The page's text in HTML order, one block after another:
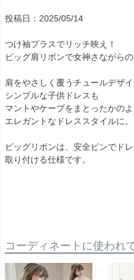
投稿日：2025/05/14
つけ袖プラスでリッチ映え！
ビッグ肩リボンで女神さながら
肩をやさしく覆うチュールデザイ
シンプルな子供ドレスも
マントやケープをまとったかの
エレガントなドレススタイルに。
ビッグリボンは、安全ピンでド
取り付ける仕様です。
コーディネートに使われ